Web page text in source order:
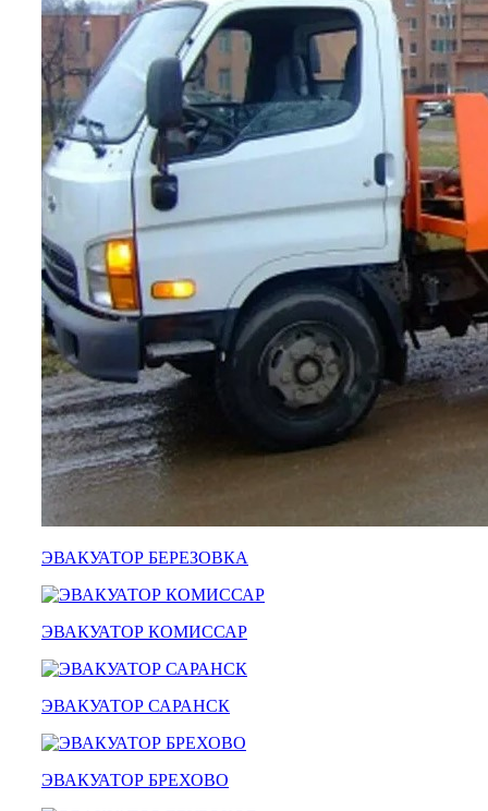
эвакуатор истра
эвакуатор в сто
эвакуатор из гаража
эвакуатор гидравлической
эвакуатор буксировка
эвакуатор эвакуатор гвардейск - климовск
эвакуатор павловский посад
александров
мотоэвакуатор
домодедовская
зарайск
лесной городок
рублевское шоссе
красноармейск
выхино
эвакуатор прицепов
ЭВАКУАТОР БЕРЕЗОВКА
ЭВАКУАТОР КОМИССАР
ЭВАКУАТОР САРАНСК
ЭВАКУАТОР БРЕХОВО